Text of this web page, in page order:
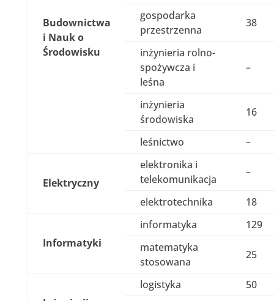
Budownictwa
i Nauk o
Środowisku
gospodarka
przestrzenna
38
inżynieria rolno-
spożywcza i
leśna
–
inżynieria
środowiska
16
leśnictwo –
Elektryczny
elektronika i
telekomunikacja
–
elektrotechnika 18
Informatyki
informatyka
129
matematyka
stosowana
25
logistyka
50